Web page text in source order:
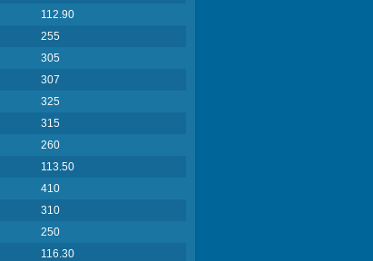
112.90
255
305
307
325
315
260
113.50
410
310
250
116.30